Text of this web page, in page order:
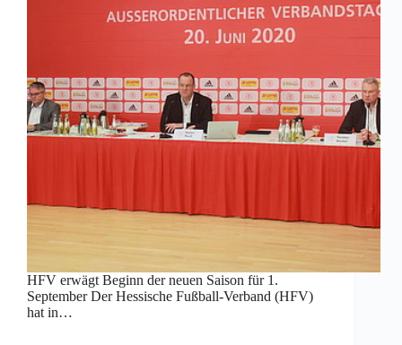
HFV erwägt Beginn der neuen Saison für 1.
September Der Hessische Fußball-Verband (HFV)
hat in…